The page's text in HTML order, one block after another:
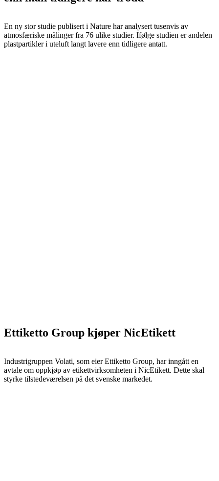
En ny stor studie publisert i Nature har analysert tusenvis av
atmosfæriske målinger fra 76 ulike studier. Ifølge studien er andelen
plastpartikler i uteluft langt lavere enn tidligere antatt.
Ettiketto Group kjøper NicEtikett
Industrigruppen Volati, som eier Ettiketto Group, har inngått en
avtale om oppkjøp av etikettvirksomheten i NicEtikett. Dette skal
styrke tilstedeværelsen på det svenske markedet.